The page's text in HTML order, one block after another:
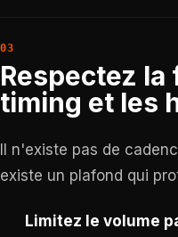
Respectez
timing et les
Il n'existe pas de
existe un plafond qui
Limitez le volume